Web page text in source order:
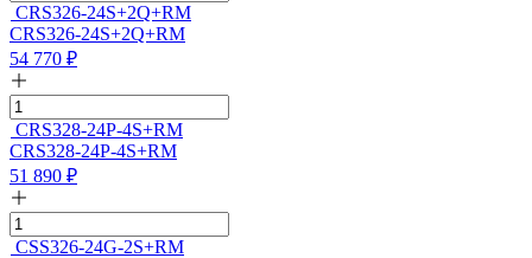
CRS326-24S+2Q+RM
CRS326-24S+2Q+RM
54 770 ₽
CRS328-24P-4S+RM
CRS328-24P-4S+RM
51 890 ₽
CSS326-24G-2S+RM